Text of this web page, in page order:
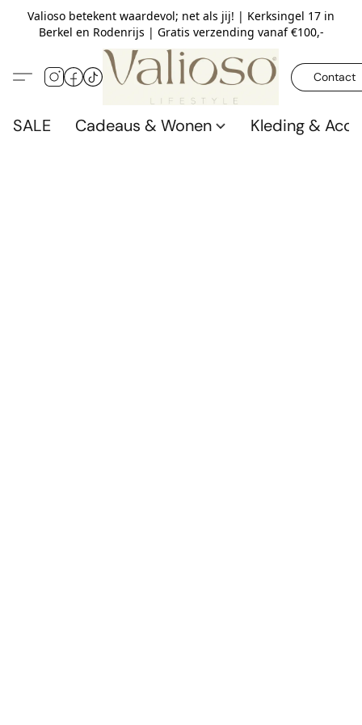
Valioso betekent waardevol; net als jij! | Kerksingel 17 in
Berkel en Rodenrijs | Gratis verzending vanaf €100,-
Contact
SALE Cadeaus & Wonen Kleding &